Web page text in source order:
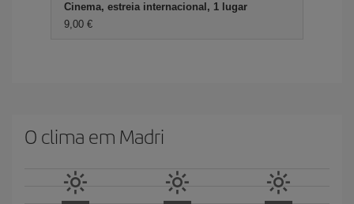
Cinema, estreia internacional, 1 lugar
9,00 €
O clima em Madri